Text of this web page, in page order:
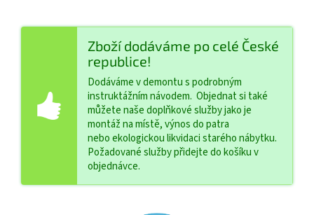
Zboží dodáváme po celé České
republice!
Dodáváme v demontu s podrobným
instruktážním návodem. Objednat si také
můžete naše doplňkové služby jako je
montáž na místě, výnos do patra
nebo ekologickou likvidaci starého nábytku.
Požadované služby přidejte do košíku v
objednávce.